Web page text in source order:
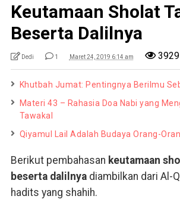
Keutamaan Sholat
Beserta Dalilnya
Dedi 1 Maret 24, 2019 6:14 am 3929
Khutbah Jumat: Pentingnya Berilmu
Materi 43 – Rahasia Doa Nabi yang
Tawakal
Qiyamul Lail Adalah Budaya Orang-
Berikut pembahasan keutamaan
beserta dalilnyadiambilkan dari Al-
hadits yang shahih.